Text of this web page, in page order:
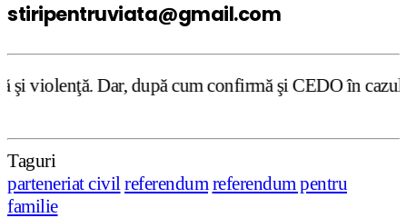
stiripentruviata@gmail.com
cum confirmă şi CEDO în cazul Handyside vs.
Taguri
parteneriat civil referendum referendum pentru
familie